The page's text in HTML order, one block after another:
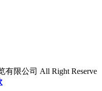
有限公司 All Right Reserve